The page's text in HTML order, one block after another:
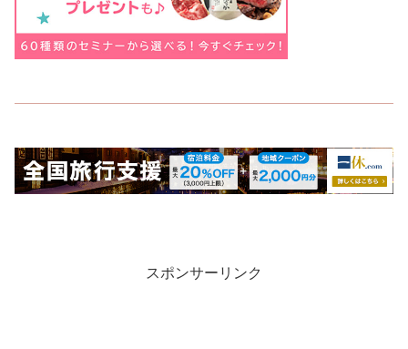
スポンサーリンク